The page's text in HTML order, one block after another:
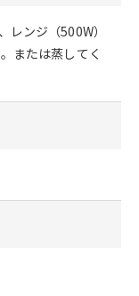
ンジ（500W）
または蒸してく